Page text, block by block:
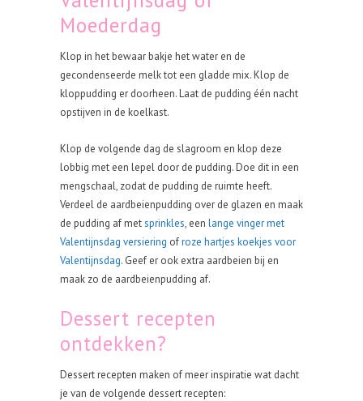
Moederdag
Klop in het bewaar bakje het water en de
gecondenseerde melk tot een gladde mix. Klop de
kloppudding er doorheen. Laat de pudding één nacht
opstijven in de koelkast.
Klop de volgende dag de slagroom en klop deze
lobbig met een lepel door de pudding. Doe dit in een
mengschaal, zodat de pudding de ruimte heeft.
Verdeel de aardbeienpudding over de glazen en maak
de pudding af metsprinkles, een lange vinger met
Valentijnsdag versiering ofroze hartjes koekjes voor
Valentijnsdag. Geef er ook extra aardbeien bij en
maak zo de aardbeienpudding af.
Dessert recepten
ontdekken?
Dessert recepten maken of meer inspiratie wat dacht
je van de volgende dessert recepten: